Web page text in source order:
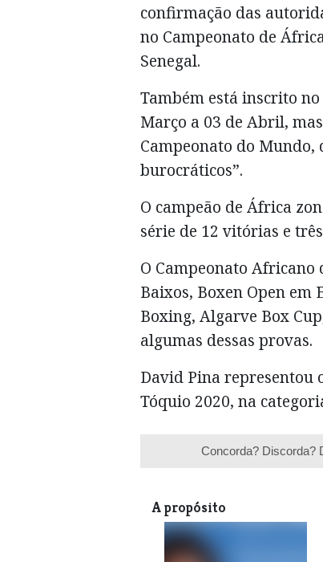
confirmação das
no Campeonato de
Senegal.
Também está inscrito
Março a 03 de Abril,
Campeonato do Mundo,
burocráticos”.
O campeão de África
série de 12 vitórias e
O Campeonato Africano
Baixos, Boxen Open em
Boxing, Algarve Box
algumas dessas provas.
David Pina representou
Tóquio 2020, na
Concorda? Discorda?
A propósito